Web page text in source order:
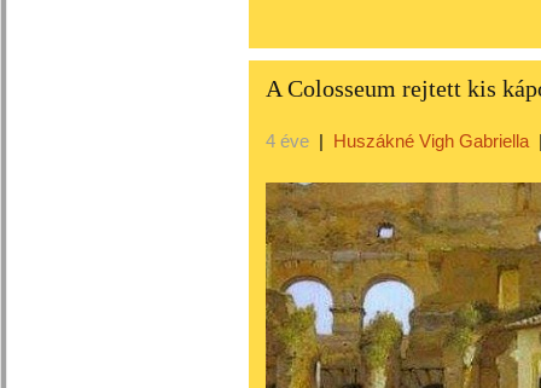
A Colosseum rejtett kis
4 éve | Huszákné Vigh Gabriella